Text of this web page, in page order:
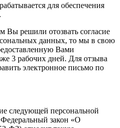
для обеспечения
Вы решили отозвать согласие
данных, то мы в свою
Вами
3 рабочих дней. Для отзыва
электронное письмо по
следующей персональной
закон «О